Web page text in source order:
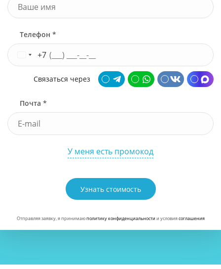
Телефон *
+7
Связаться через
Почта *
У меня есть промокод
Узнать стоимость
Отправляя заявку, я принимаюполитику конфиденциальности и условиясоглашения